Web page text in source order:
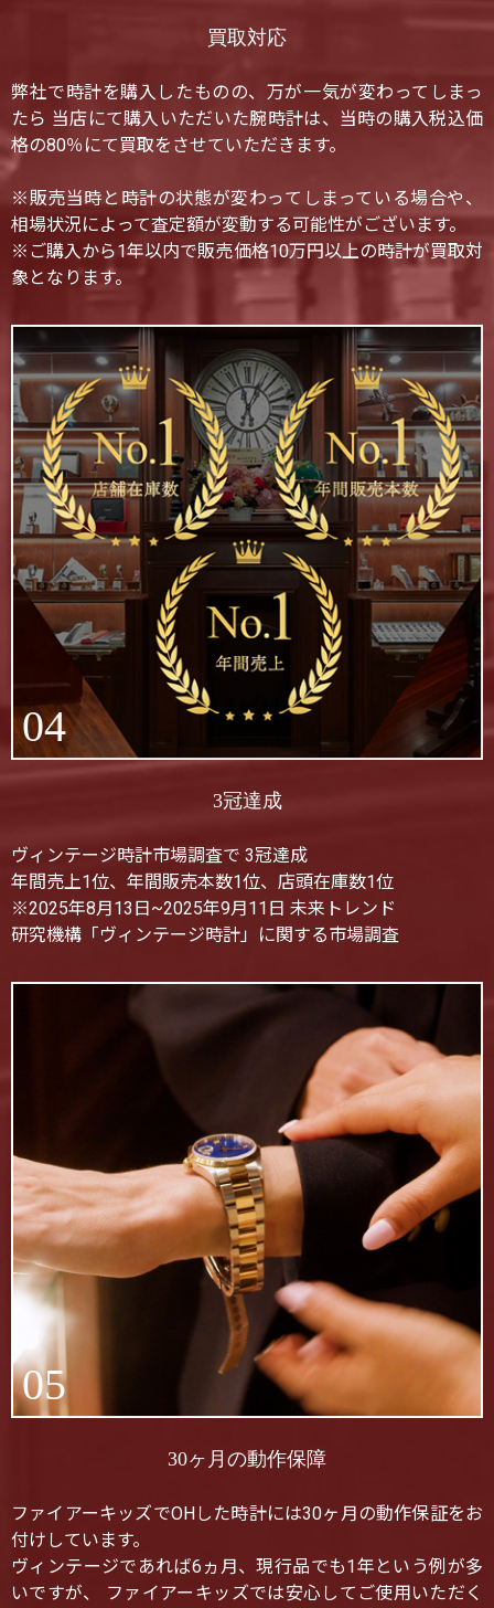
買取対応
弊社で時計を購入したものの、万が一気が変わってしまっ
たら 当店にて購入いただいた腕時計は、当時の購入税込価
格の80％にて買取をさせていただきます。
※販売当時と時計の状態が変わってしまっている場合や、
相場状況によって査定額が変動する可能性がございます。
※ご購入から1年以内で販売価格10万円以上の時計が買取対
象となります。
04
3冠達成
ヴィンテージ時計市場調査で 3冠達成
年間売上1位、年間販売本数1位、店頭在庫数1位
※2025年8月13日~2025年9月11日 未来トレンド
研究機構「ヴィンテージ時計」に関する市場調査
05
30ヶ月の動作保障
ファイアーキッズでOHした時計には30ヶ月の動作保証をお
付けしています。
ヴィンテージであれば6ヵ月、現行品でも1年という例が多
いですが、 ファイアーキッズでは安心してご使用いただく